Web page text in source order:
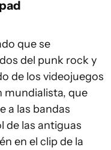
que se
del punk rock y
de los videojuegos
mundialista, que
a las bandas
de las antiguas
en el clip de la